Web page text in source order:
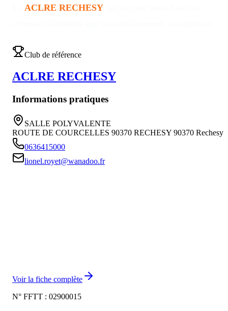
ACLRE RECHESY
Club de référence
ACLRE RECHESY
Informations pratiques
SALLE POLYVALENTE
ROUTE DE COURCELLES 90370 RECHESY 90370 Rechesy
0636415000
lionel.royet@wanadoo.fr
Voir la fiche complète
N° FFTT : 02900015